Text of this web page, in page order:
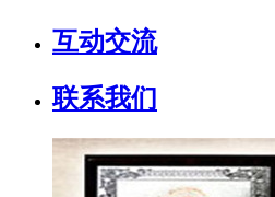
互动交流
联系我们